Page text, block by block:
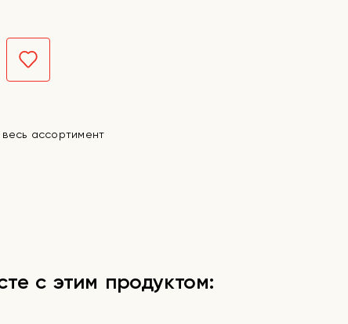
ассортимент
с этим продуктом: